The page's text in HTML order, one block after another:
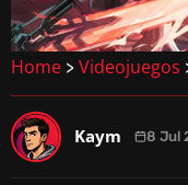
Home > Videojuegos
Kaym 8 Jul